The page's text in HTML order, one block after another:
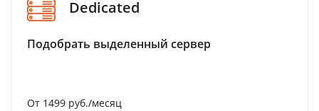
Dedicated
Подобрать выделенный сервер
От 1499 руб./месяц